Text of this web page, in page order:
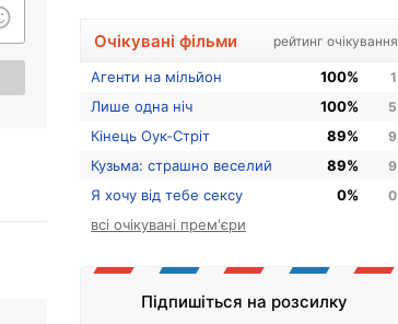
Очікувані фільми рейтинг очікування
Агенти на мільйон 100% 1
Лише одна ніч 100% 5
Кінець Оук-Стріт 89% 9
Кузьма: страшно веселий 89% 9
Я хочу від тебе сексу 0% 0
всі очікувані прем'єри
Підпишіться на розсилку